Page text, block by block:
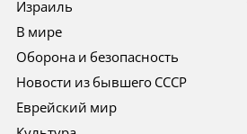
Израиль
В мире
Оборона и безопасность
Новости из бывшего СССР
Еврейский мир